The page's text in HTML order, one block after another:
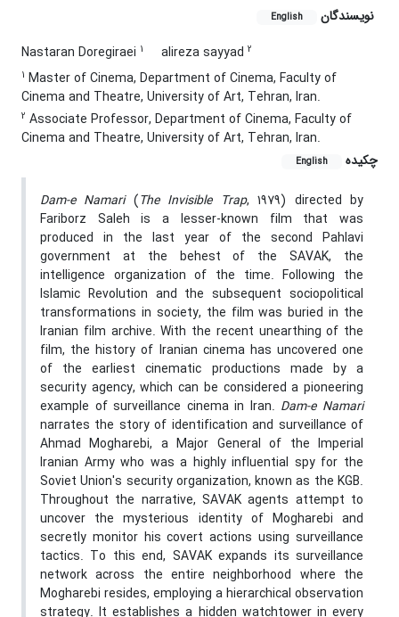
نویسندگان English
Nastaran Doregiraei 1 alireza sayyad 2
1 Master of Cinema, Department of Cinema, Faculty of
Cinema and Theatre, University of Art, Tehran, Iran.
2 Associate Professor, Department of Cinema, Faculty of
Cinema and Theatre, University of Art, Tehran, Iran.
چکیده
English
Dam-e Namari(The Invisible Trap, 1979) directed by
Fariborz Saleh is a lesser-known film that was
produced in the last year of the second Pahlavi
government at the behest of the SAVAK, the
intelligence organization of the time. Following the
Islamic Revolution and the subsequent sociopolitical
transformations in society, the film was buried in the
Iranian film archive. With the recent unearthing of the
film, the history of Iranian cinema has uncovered one
of the earliest cinematic productions made by a
security agency, which can be considered a pioneering
example of surveillance cinema in Iran. Dam-e Namari
narrates the story of identification and surveillance of
Ahmad Mogharebi, a Major General of the Imperial
Iranian Army who was a highly influential spy for the
Soviet Union's security organization, known as the KGB.
Throughout the narrative, SAVAK agents attempt to
uncover the mysterious identity of Mogharebi and
secretly monitor his covert actions using surveillance
tactics. To this end, SAVAK expands its surveillance
network across the entire neighborhood where the
Mogharebi resides, employing a hierarchical observation
strategy. It establishes a hidden watchtower in every